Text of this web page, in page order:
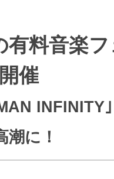
サポート
おうち
活サポート
報
有料音楽
催
に！